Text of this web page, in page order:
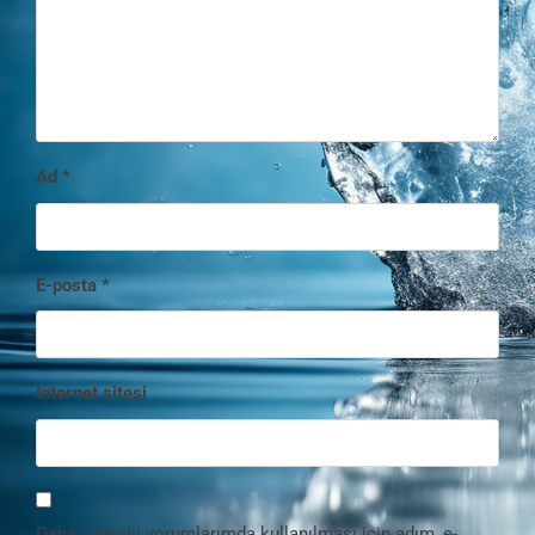
Ad *
E-posta*
İnternet sitesi